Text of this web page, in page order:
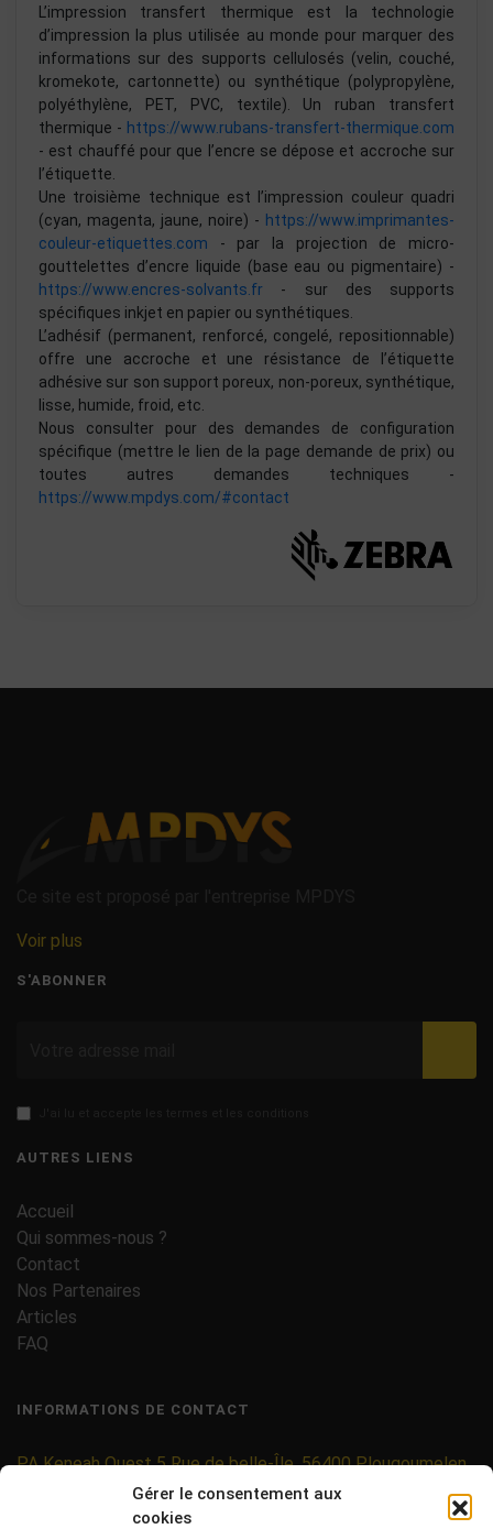
Gérer le consentement aux
cookies
L’impression transfert thermique est la technologie
d’impression la plus utilisée au monde pour marquer des
informations sur des supports cellulosés (velin, couché,
kromekote, cartonnette) ou synthétique (polypropylène,
polyéthylène, PET, PVC, textile). Un ruban transfert
thermique - https://www.rubans-transfert-thermique.com
- est chauffé pour que l’encre se dépose et accroche sur
l’étiquette.
Une troisième technique est l’impression couleur quadri
(cyan, magenta, jaune, noire) - https://www.imprimantes-
couleur-etiquettes.com - par la projection de micro-
gouttelettes d’encre liquide (base eau ou pigmentaire) -
https://www.encres-solvants.fr - sur des supports
spécifiques inkjet en papier ou synthétiques.
L’adhésif (permanent, renforcé, congelé, repositionnable)
offre une accroche et une résistance de l’étiquette
adhésive sur son support poreux, non-poreux, synthétique,
lisse, humide, froid, etc.
Nous consulter pour des demandes de configuration
spécifique (mettre le lien de la page demande de prix) ou
toutes autres demandes techniques -
https://www.mpdys.com/#contact
Voir plus
S'ABONNER
AUTRES LIENS
Accueil
Qui sommes-nous ?
Contact
Nos Partenaires
Articles
FAQ
INFORMATIONS DE CONTACT
PA Keneah Ouest 5 Rue de belle-Île, 56400 Plougoumelen
contact@etiquettes-adhesives-rouleaux.com